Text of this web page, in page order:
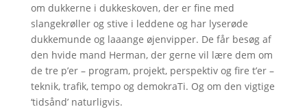
om dukkerne i dukkeskoven, der er fine med
slangekrøller og stive i leddene og har lyserøde
dukkemunde og laaange øjenvipper. De får besøg af
den hvide mand Herman, der gerne vil lære dem om
de tre p’er – program, projekt, perspektiv og fire t’er –
teknik, trafik, tempo og demokraTi. Og om den vigtige
‘tidsånd’ naturligvis.